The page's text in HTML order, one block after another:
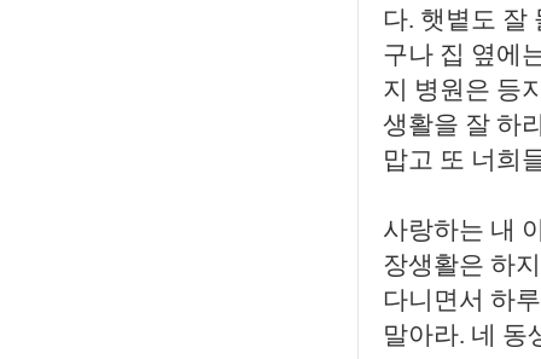
다. 햇볕도 잘
구나 집 옆에
지 병원은 등
생활을 잘 하
맙고 또 너희
사랑하는 내
장생활은 하
다니면서 하
말아라. 네 동